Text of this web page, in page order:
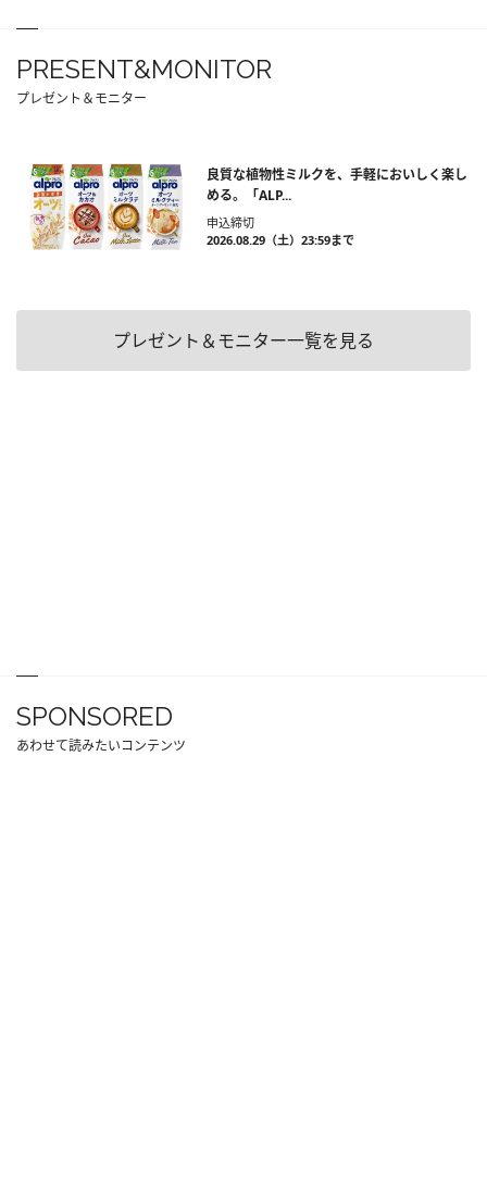
PRESENT&MONITOR
プレゼント＆モニター
良質な植物性ミルクを、手軽においしく楽し
める。「ALP...
申込締切
2026.08.29（土）23:59まで
プレゼント＆モニター一覧を見る
SPONSORED
あわせて読みたいコンテンツ